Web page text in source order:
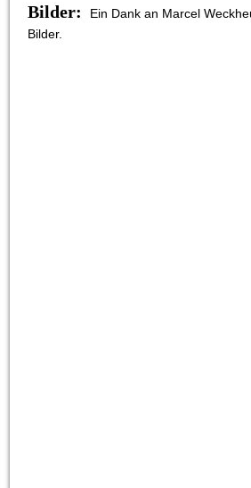
Bilder:
Ein Dank an Marcel
Bilder.